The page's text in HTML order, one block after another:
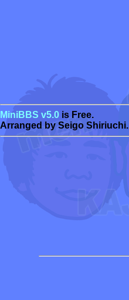
MiniBBS v5.0 is Free.
Arranged by Seigo Shiriuchi.